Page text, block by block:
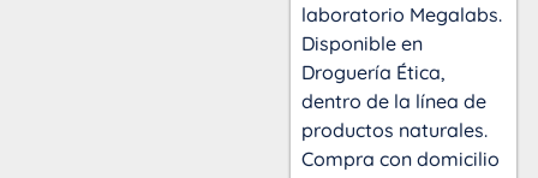
laboratorio Megalabs.
Disponible en
Droguería Ética,
dentro de la línea de
productos naturales.
Compra con domicilio